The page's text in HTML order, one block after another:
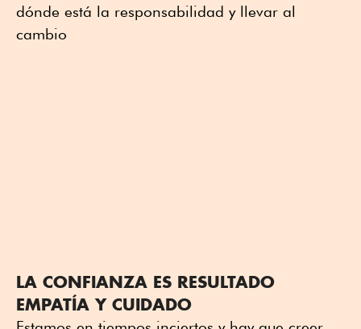
dónde está la responsabilidad y llevar al
cambio
LA CONFIANZA ES RESULTADO
EMPATÍA Y CUIDADO